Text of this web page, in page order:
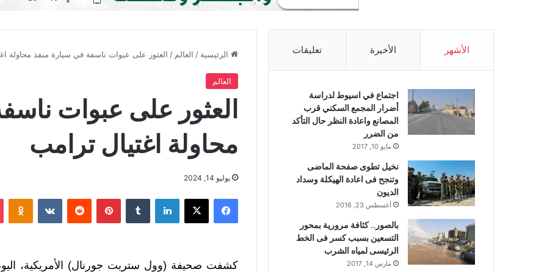
الرئيسية / العالم / العثور على عبوات ناسفة في سيارة منفذ محاولة
العالم
العثور على عبوات
محاولة اغتيال ترامب
يوليو 14, 2024
فيسبوك لينكدإن بينتيريست
كشفت صحيفة (وول ستريت جورنال) الأمريكية،
الأشهر الأخيرة تعليقات
اجتماع في اسيوط لدراسة
أضرار المجمع السكني قرب
المصانع واعادة النظر حال التأكد
من الضرر
مايو 10, 2017
نخيل تطوى صفحة الماضى
وتنجح فى اعادة الهيكلة وسداد
الديون
أغسطس 23, 2016
بالصور.. كثافة مرورية بمحور
التسعين بسبب كسر فى الخط
الرئيسى لمياه الشرب
مارس 14, 2017